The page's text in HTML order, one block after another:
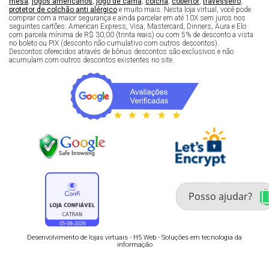
protetor de colchão anti alérgico e muito mais. Nesta loja virtual, você pode
comprar com a maior segurança e ainda parcelar em até 10X sem juros nos
seguintes cartões: American Express, Visa, Mastercard, Dinners, Aura e Elo
com parcela mínima de R$ 30,00 (trinta reais) ou com 5% de desconto a vista
no boleto ou PIX (desconto não cumulativo com outros descontos).
Descontos oferecidos através de bônus descontos são exclusivos e não
acumulam com outros descontos existentes no site.
Desenvolvimento de lojas virtuais - H5 Web - Soluções em tecnologia da
informação
Fale com um especialista
enxoval